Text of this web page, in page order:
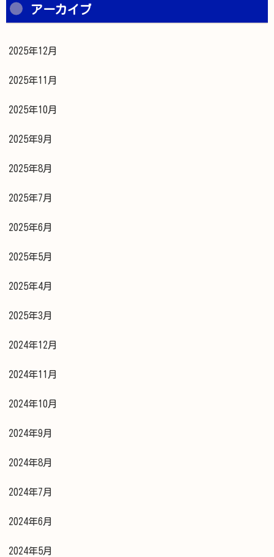
アーカイブ
2025年12月
2025年11月
2025年10月
2025年9月
2025年8月
2025年7月
2025年6月
2025年5月
2025年4月
2025年3月
2024年12月
2024年11月
2024年10月
2024年9月
2024年8月
2024年7月
2024年6月
2024年5月